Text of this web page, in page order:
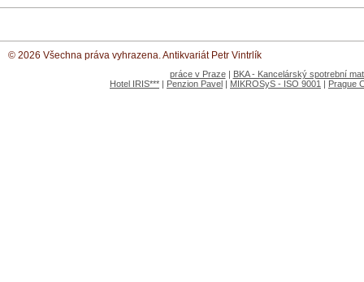
© 2026 Všechna práva vyhrazena. Antikvariát Petr Vintrlík
práce v Praze | BKA - Kancelárský spotrební
Hotel IRIS*** | Penzion Pavel | MIKROSyS - ISO 9001 | Prague